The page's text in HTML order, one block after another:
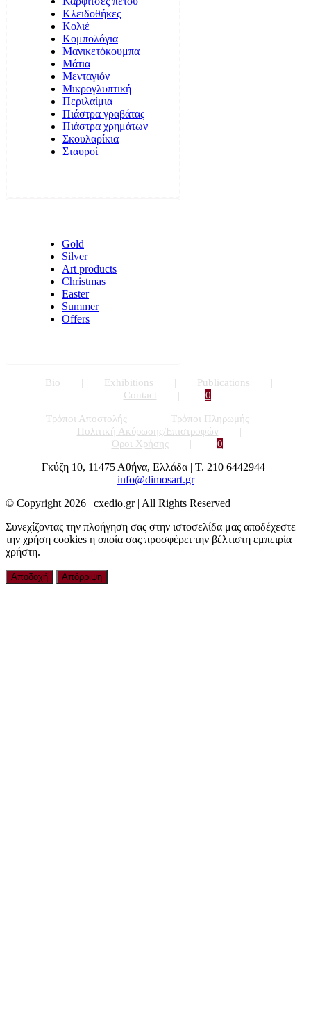
Κλειδοθήκες
Κολιέ
Κομπολόγια
Μανικετόκουμπα
Μάτια
Μενταγιόν
Μικρογλυπτική
Περιλαίμια
Πιάστρα γραβάτας
Πιάστρα χρημάτων
Σκουλαρίκια
Σταυροί
Gold
Silver
Art products
Christmas
Easter
Summer
Offers
Bio Exhibitions
Publications
Contact
0
Τρόποι Αποστολής
Τρόποι Πληρωμής
Πολιτική Ακύρωσης/Επιστροφών
Όροι Χρήσης
0
Γκύζη 10, 11475 Αθήνα, Ελλάδα | Τ. 210 6442944 |
info@dimosart.gr
© Copyright 2026 | cxedio.gr | All Rights Reserved
Συνεχίζοντας την πλοήγηση σας στην ιστοσελίδα μας αποδέχεστε
την χρήση cookies η οποία σας προσφέρει την βέλτιστη εμπειρία
χρήστη.
Αποδοχή Απόρριψη